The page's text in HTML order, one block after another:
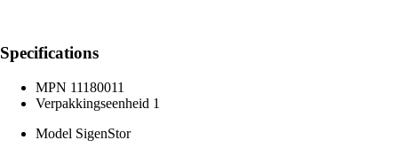
Specifications
MPN 11180011
Verpakkingseenheid 1
Model SigenStor